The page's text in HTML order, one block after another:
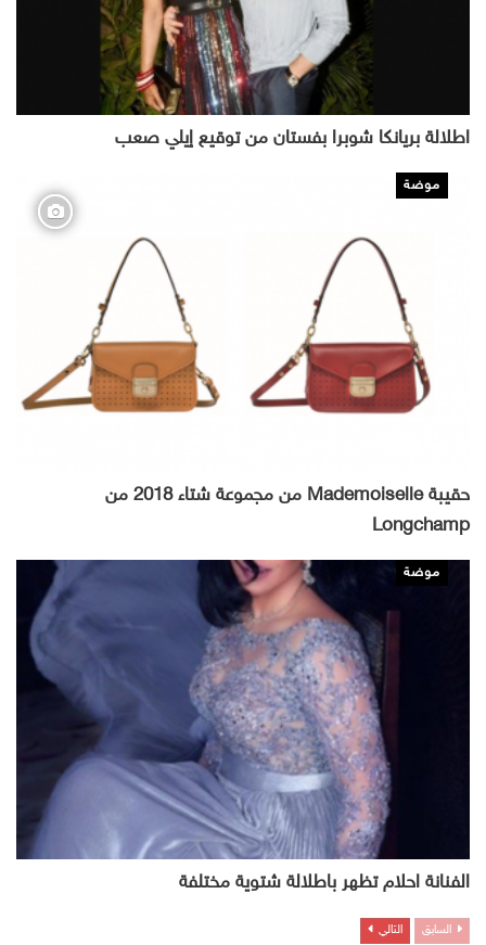
اطلالة بريانكا شوبرا بفستان من توقيع إيلي صعب
موضة
حقيبة Mademoiselle من مجموعة شتاء 2018 من
Longchamp
موضة
الفنانة احلام تظهر باطلالة شتوية مختلفة
السابق التالي